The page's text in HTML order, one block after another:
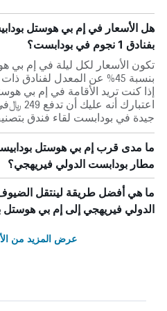
هل الأسعار في إم بي هوستل
بفنادق 1 نجوم في بودابست؟
تكون الأسعار لكل ليلة في إم
إذا كنت تريد الأقامة في إم بي
جيدة في بودابست لقاء فندق بتصنيف 1-
ما مدى قرب إم بي هوستل
مطار بودابست الدولي فيريهجي؟
ما هي أفضل طريقة لينتقل
الدولي فيريهجي إلى إم بي هوستل
عرض المزيد من